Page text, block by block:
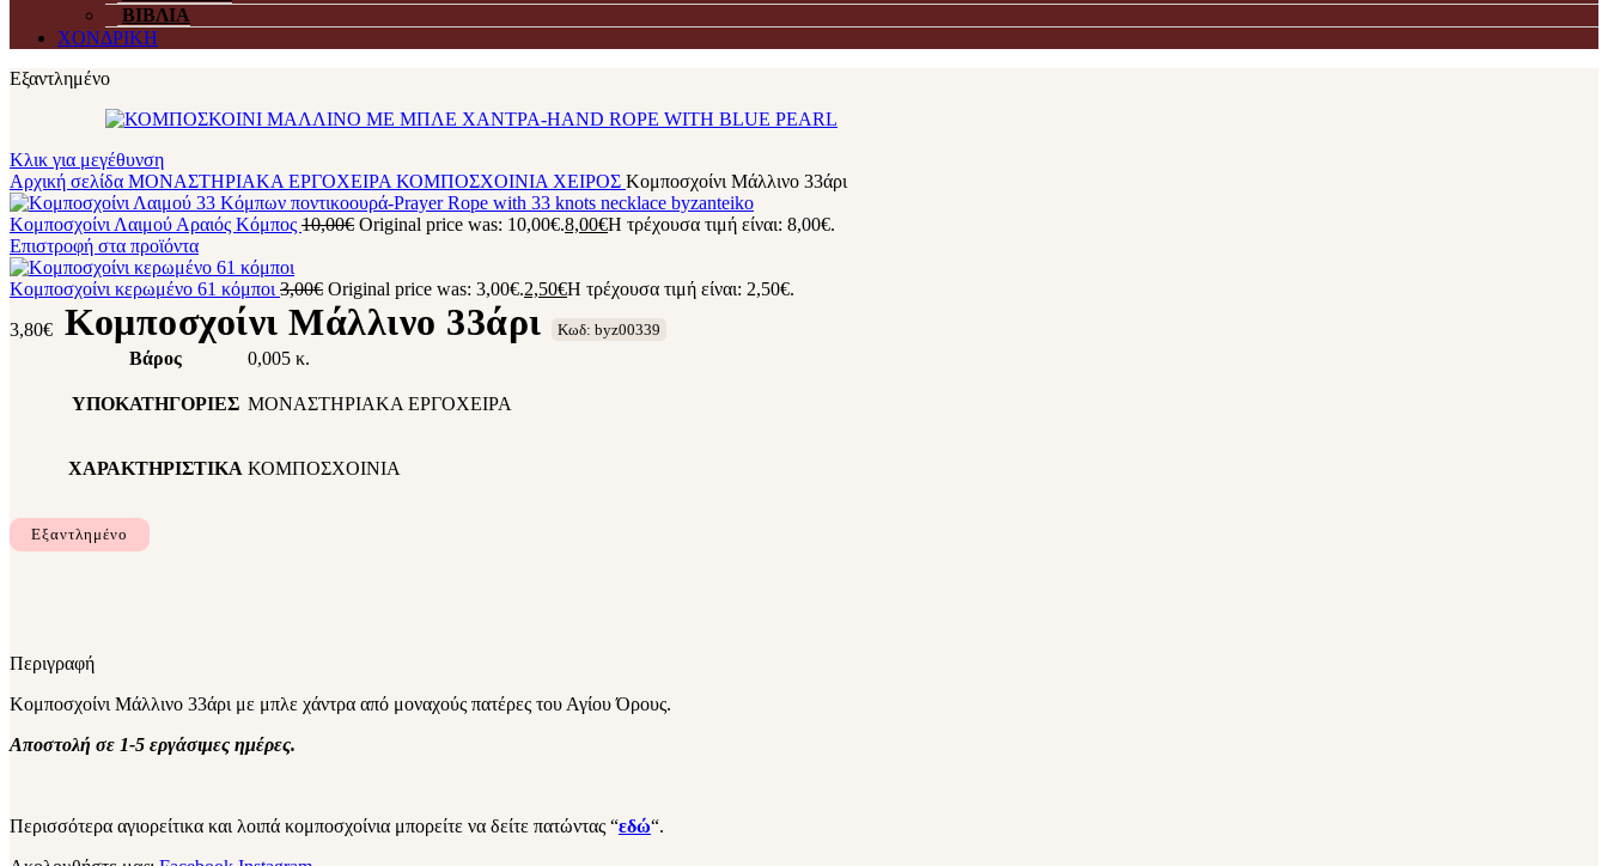
ΒΙΒΛΙΑ
ΧΟΝΔΡΙΚΗ
Εξαντλημένο
Κλικ για μεγέθυνση
Αρχική σελίδα ΜΟΝΑΣΤΗΡΙΑΚΑ ΕΡΓΟΧΕΙΡΑ ΚΟΜΠΟΣΧΟΙΝΙΑ ΧΕΙΡΟΣ Κομποσχοίνι Μάλλινο 33άρι
Κομποσχοίνι Λαιμού Αραιός Κόμπος 10,00€ Original price was: 10,00€.8,00€Η τρέχουσα τιμή είναι: 8,00€.
Επιστροφή στα προϊόντα
Κομποσχοίνι κερωμένο 61 κόμποι 3,00€ Original price was: 3,00€.2,50€Η τρέχουσα τιμή είναι: 2,50€.
Κομποσχοίνι Μάλλινο 33άρι
3,80€ Κωδ: byz00339
Βάρος 0,005 κ.
ΥΠΟΚΑΤΗΓΟΡΙΕΣ ΜΟΝΑΣΤΗΡΙΑΚΑ ΕΡΓΟΧΕΙΡΑ
ΧΑΡΑΚΤΗΡΙΣΤΙΚΑ ΚΟΜΠΟΣΧΟΙΝΙΑ
Εξαντλημένο
Περιγραφή
Κομποσχοίνι Μάλλινο 33άρι με μπλε χάντρα από μοναχούς πατέρες του Αγίου Όρους.
Αποστολή σε 1-5 εργάσιμες ημέρες.
Περισσότερα αγιορείτικα και λοιπά κομποσχοίνια μπορείτε να δείτε πατώντας “εδώ“.